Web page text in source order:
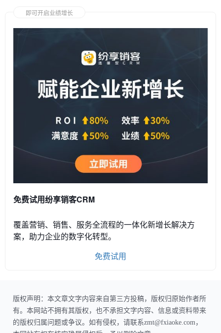
即可开启业绩增长
免费试用纷享销客CRM
覆盖营销、销售、服务全流程的一体化新增长解决方
案，助力企业的数字化转型。
免费试用
版权声明：本文章文字内容来自第三方投稿，版权归原始作者所
有。本网站不拥有其版权，也不承担文字内容、信息或资料带来
的版权归属问题或争议。如有侵权，请联系zmt@fxiaoke.com，